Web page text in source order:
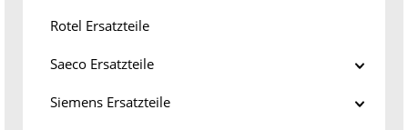
Rotel Ersatzteile
Saeco Ersatzteile
Siemens Ersatzteile